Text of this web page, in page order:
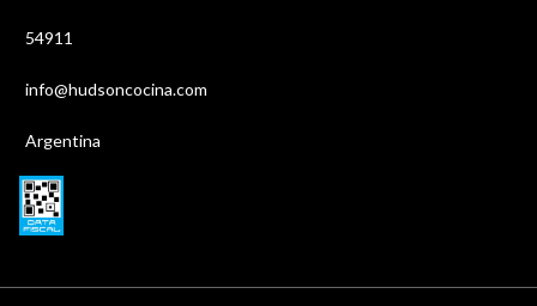
54911
info@hudsoncocina.com
Argentina